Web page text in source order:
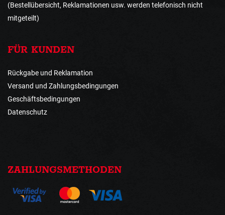
(Bestellübersicht, Reklamationen usw. werden telefonisch nicht
mitgeteilt)
FÜR KUNDEN
Rückgabe und Reklamation
Versand und Zahlungsbedingungen
Geschäftsbedingungen
Datenschutz
ZAHLUNGSMETHODEN